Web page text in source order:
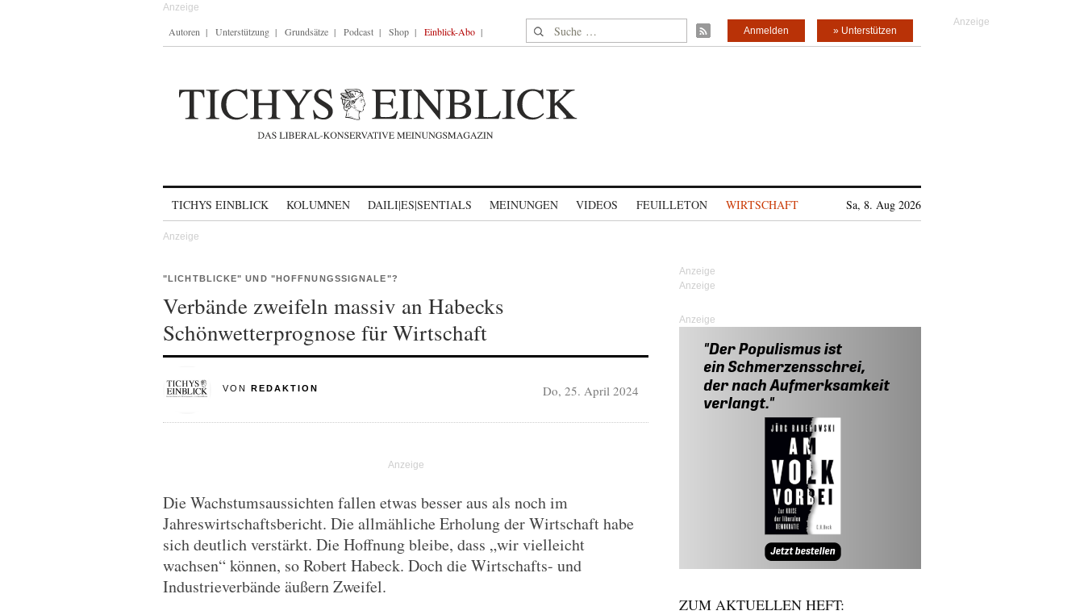
Autoren Unterstützung Grundsätze Podcast Shop Einblick-Abo Suche nach: » Unterstützen
Anmelden
TICHYS EINBLICK KOLUMNEN DAILI|ES|SENTIALS MEINUNGEN VIDEOS FEUILLETON WIRTSCHAFT Sa, 8. Aug 2026
"LICHTBLICKE" UND "HOFFNUNGSSIGNALE"?
Verbände zweifeln massiv an Habecks
Schönwetterprognose für Wirtschaft
VON REDAKTION Do, 25. April 2024
Die Wachstumsaussichten fallen etwas besser aus als noch im
Jahreswirtschaftsbericht. Die allmähliche Erholung der Wirtschaft habe
sich deutlich verstärkt. Die Hoffnung bleibe, dass „wir vielleicht
wachsen“ können, so Robert Habeck. Doch die Wirtschafts- und
Industrieverbände äußern Zweifel.
Anzeige
ZUM AKTUELLEN HEFT: